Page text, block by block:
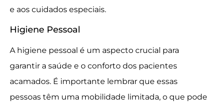
e aos cuidados especiais.
Higiene Pessoal
A higiene pessoal é um aspecto crucial para
garantir a saúde e o conforto dos pacientes
acamados. É importante lembrar que essas
pessoas têm uma mobilidade limitada, o que pode